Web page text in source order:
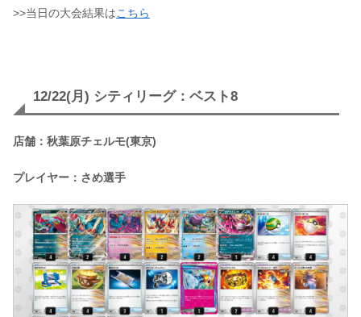
>>当日の大会結果はこちら
12/22(月) シティリーグ：ベスト8
店舗：秋葉原チェルモ(東京)
プレイヤー：さめ選手